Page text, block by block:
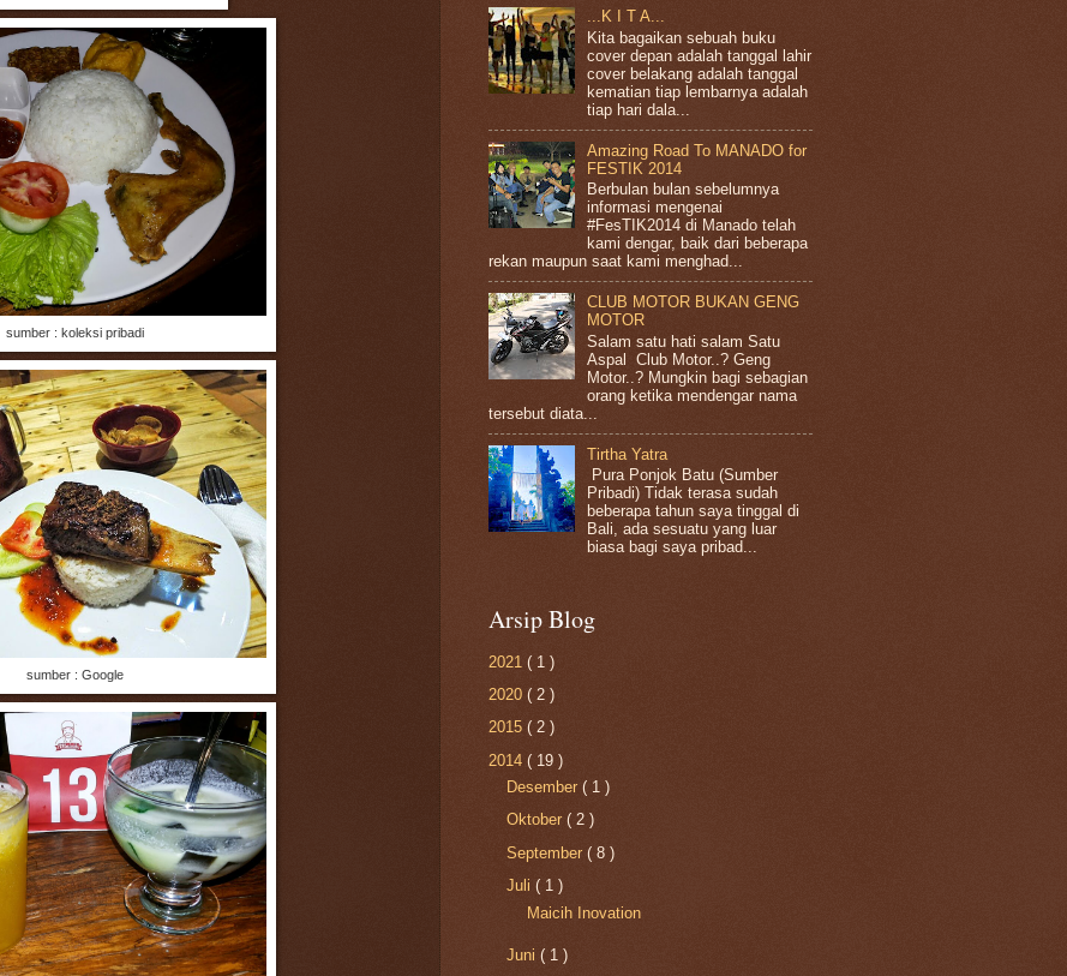
sumber : koleksi pribadi
sumber : Google
...K I T A...
Kita bagaikan sebuah buku
cover depan adalah tanggal lahir
cover belakang adalah tanggal
kematian tiap lembarnya adalah
tiap hari dala...
Amazing Road To MANADO for
FESTIK 2014
Berbulan bulan sebelumnya
informasi mengenai
#FesTIK2014 di Manado telah
kami dengar, baik dari beberapa
rekan maupun saat kami menghad...
CLUB MOTOR BUKAN GENG
MOTOR
Salam satu hati salam Satu
Aspal Club Motor..? Geng
Motor..? Mungkin bagi sebagian
orang ketika mendengar nama
tersebut diata...
Tirtha Yatra
Pura Ponjok Batu (Sumber
Pribadi) Tidak terasa sudah
beberapa tahun saya tinggal di
Bali, ada sesuatu yang luar
biasa bagi saya pribad...
Arsip Blog
2021 ( 1 )
2020 ( 2 )
2015 ( 2 )
2014 ( 19 )
Desember( 1 )
Oktober( 2 )
September( 8 )
Juli( 1 )
Maicih Inovation
Juni( 1 )